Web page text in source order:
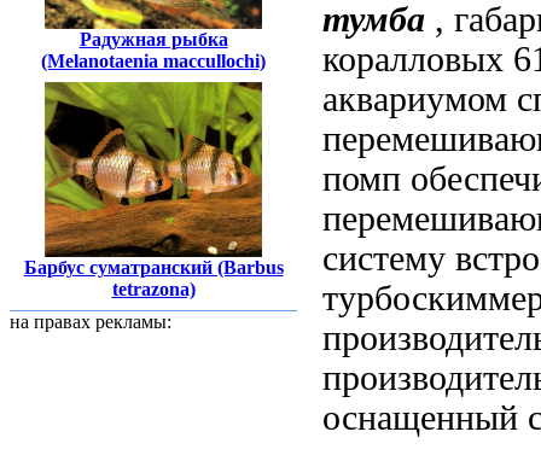
Радужная рыбка
(Melanotaenia maccullochi)
Барбус суматранский (Barbus
tetrazona)
на правах рекламы:
тумба ,
коралловых
аквариумом
помп
систему
оснащенный